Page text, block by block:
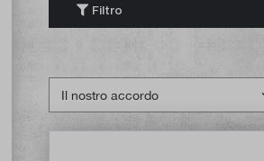
Filtro